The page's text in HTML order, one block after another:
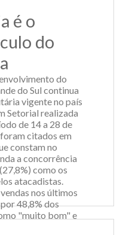
RS,
Carlos Bohn,
do
Presidente
And...
Mais
é o
do
do
do Sul continua
vigente no país
Setorial realizada
de 14 a 28 de
citados em
constam no
a concorrência
como os
atacadistas.
nos últimos
48,8% dos
"muito bom" e